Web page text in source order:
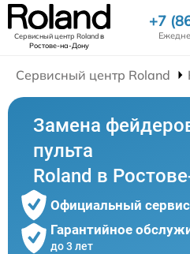
Сервисный центр Rolandв
Ростове-на-Дону
+7
Сервисный центр Roland
Замена
пульта
Roland в
Официальный сервис
Гарантийное
до 3 лет